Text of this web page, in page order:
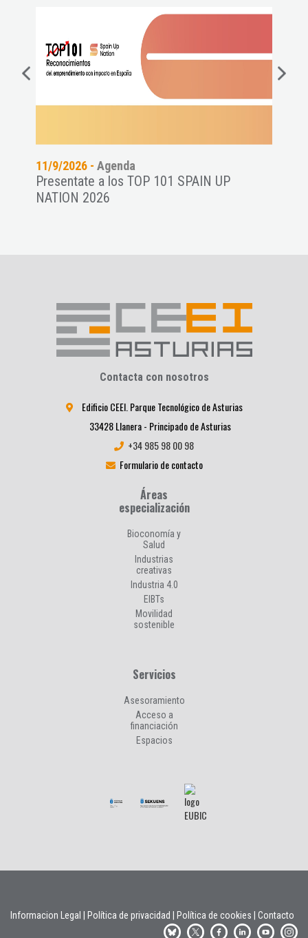
11/9/2026 -Agenda
Presentate a los TOP 101 SPAIN UP
NATION 2026
Contacta con nosotros
Edificio CEEI. Parque Tecnológico de Asturias
33428 Llanera - Principado de Asturias
+34 985 98 00 98
Formulario de contacto
Áreas
especialización
Bioconomía y
Salud
Industrias
creativas
Industria 4.0
EIBTs
Movilidad
sostenible
Servicios
Asesoramiento
Acceso a
financiación
Espacios
Informacion Legal Política de privacidad Política de cookies Contacto